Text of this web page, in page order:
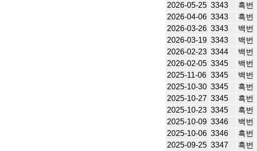
2026-05-25 3343 흑번
2026-04-06 3343 흑번
2026-03-26 3343 백번
2026-03-19 3343 백번
2026-02-23 3344 백번
2026-02-05 3345 백번
2025-11-06 3345 백번
2025-10-30 3345 흑번
2025-10-27 3345 흑번
2025-10-23 3345 흑번
2025-10-09 3346 백번
2025-10-06 3346 흑번
2025-09-25 3347 흑번